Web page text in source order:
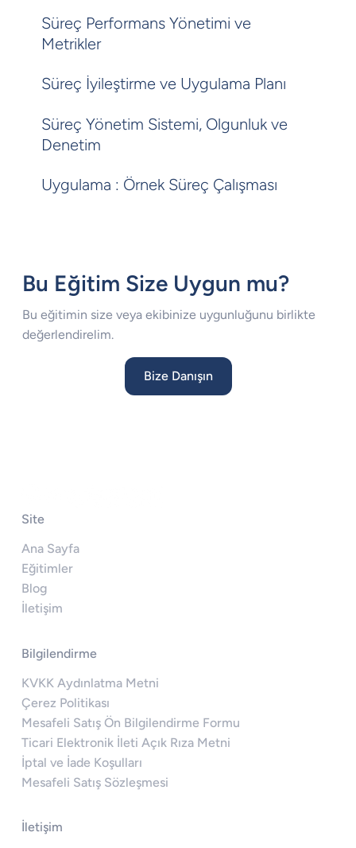
Süreç Performans Yönetimi ve
Metrikler
Süreç İyileştirme ve Uygulama Planı
Süreç Yönetim Sistemi, Olgunluk ve
Denetim
Uygulama : Örnek Süreç Çalışması
Bu Eğitim Size Uygun mu?
Bu eğitimin size veya ekibinize uygunluğunu birlikte
değerlendirelim.
Bize Danışın
Site
Ana Sayfa
Eğitimler
Blog
İletişim
Bilgilendirme
KVKK Aydınlatma Metni
Çerez Politikası
Mesafeli Satış Ön Bilgilendirme Formu
Ticari Elektronik İleti Açık Rıza Metni
İptal ve İade Koşulları
Mesafeli Satış Sözleşmesi
İletişim